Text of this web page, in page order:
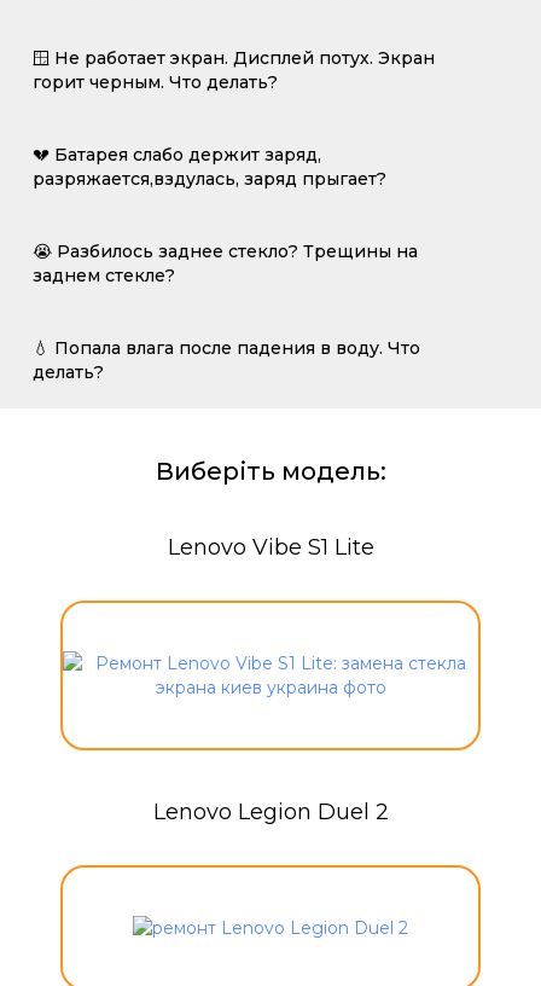
🪟 Не работает экран. Дисплей потух. Экран
горит черным. Что делать?
💔 Батарея слабо держит заряд,
разряжается,вздулась, заряд прыгает?
😭 Разбилось заднее стекло? Трещины на
заднем стекле?
💧 Попала влага после падения в воду. Что
делать?
Виберіть модель:
Lenovo Vibe S1 Lite
Lenovo Legion Duel 2